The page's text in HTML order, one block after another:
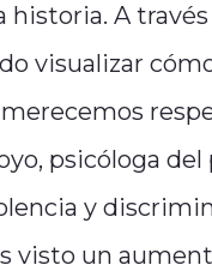
historia. A
visualizar
psicóloga
y
visto un